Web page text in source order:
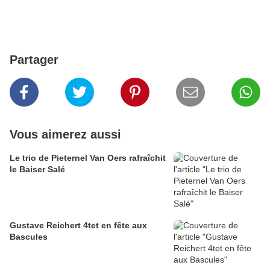
Partager
Vous aimerez aussi
Le trio de Pieternel Van Oers rafraîchit
le Baiser Salé
Gustave Reichert 4tet en fête aux
Bascules